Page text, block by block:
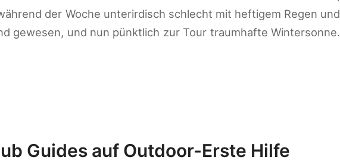
der Woche unterirdisch schlecht mit heftigem Regen und
gewesen, und nun pünktlich zur Tour traumhafte Wintersonne.
Guides auf Outdoor-Erste Hilfe